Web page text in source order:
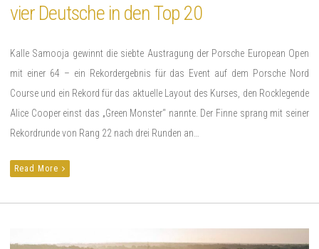
vier Deutsche in den Top 20
Kalle Samooja gewinnt die siebte Austragung der Porsche European Open
mit einer 64 – ein Rekordergebnis für das Event auf dem Porsche Nord
Course und ein Rekord für das aktuelle Layout des Kurses, den Rocklegende
Alice Cooper einst das „Green Monster“ nannte. Der Finne sprang mit seiner
Rekordrunde von Rang 22 nach drei Runden an…
Read More